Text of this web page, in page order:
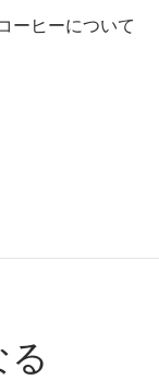
ーヒーについて